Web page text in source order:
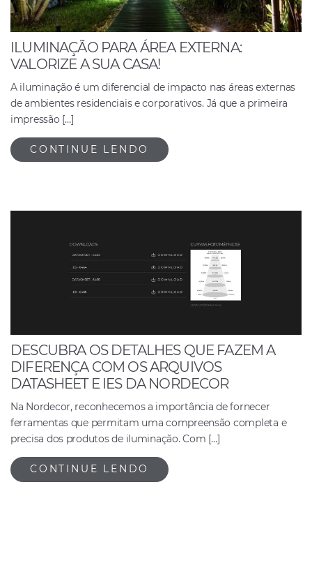
ILUMINAÇÃO PARA ÁREA EXTERNA:
VALORIZE A SUA CASA!
A iluminação é um diferencial de impacto nas áreas externas
de ambientes residenciais e corporativos. Já que a primeira
impressão […]
CONTINUE LENDO
DESCUBRA OS DETALHES QUE FAZEM A
DIFERENÇA COM OS ARQUIVOS
DATASHEET E IES DA NORDECOR
Na Nordecor, reconhecemos a importância de fornecer
ferramentas que permitam uma compreensão completa e
precisa dos produtos de iluminação. Com […]
CONTINUE LENDO